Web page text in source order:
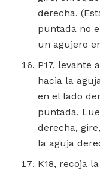
derecha.
puntada no
un agujero
P17, levante
hacia la
en el lado
puntada.
derecha,
la aguja
K18, recoja